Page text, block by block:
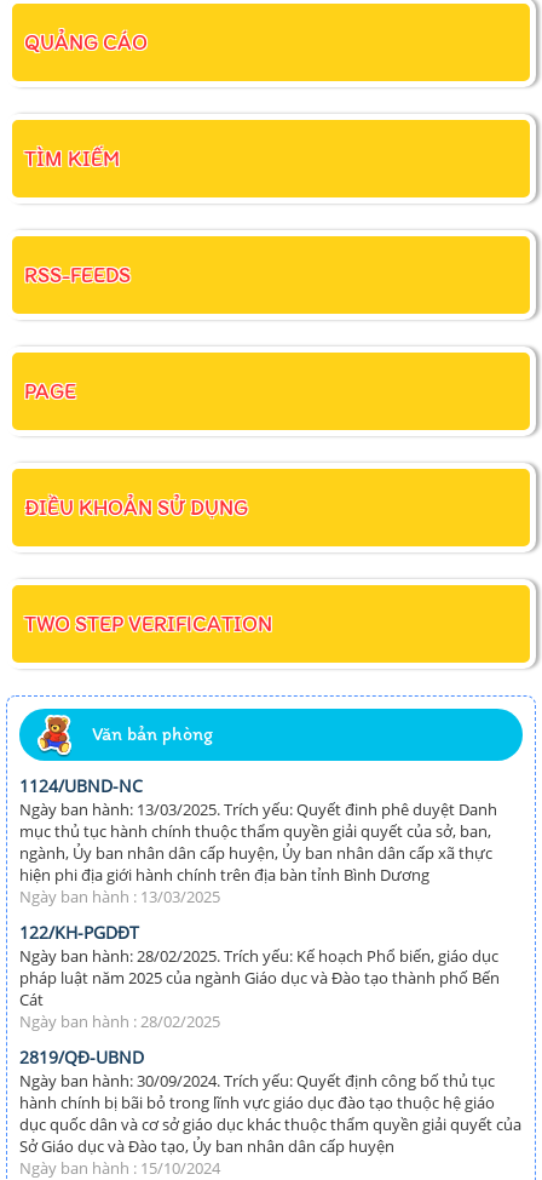
QUẢNG CÁO
TÌM KIẾM
RSS-FEEDS
PAGE
ĐIỀU KHOẢN SỬ DỤNG
TWO STEP VERIFICATION
Văn bản phòng
1124/UBND-NC
Ngày ban hành: 13/03/2025. Trích yếu: Quyết đinh phê duyệt Danh
mục thủ tục hành chính thuộc thẩm quyền giải quyết của sở, ban,
ngành, Ủy ban nhân dân cấp huyện, Ủy ban nhân dân cấp xã thực
hiện phi địa giới hành chính trên địa bàn tỉnh Bình Dương
Ngày ban hành : 13/03/2025
122/KH-PGDĐT
Ngày ban hành: 28/02/2025. Trích yếu: Kế hoạch Phổ biến, giáo dục
pháp luật năm 2025 của ngành Giáo dục và Đào tạo thành phố Bến
Cát
Ngày ban hành : 28/02/2025
2819/QĐ-UBND
Ngày ban hành: 30/09/2024. Trích yếu: Quyết định công bố thủ tục
hành chính bị bãi bỏ trong lĩnh vực giáo dục đào tạo thuộc hệ giáo
dục quốc dân và cơ sở giáo dục khác thuộc thẩm quyền giải quyết của
Sở Giáo dục và Đào tạo, Ủy ban nhân dân cấp huyện
Ngày ban hành : 15/10/2024